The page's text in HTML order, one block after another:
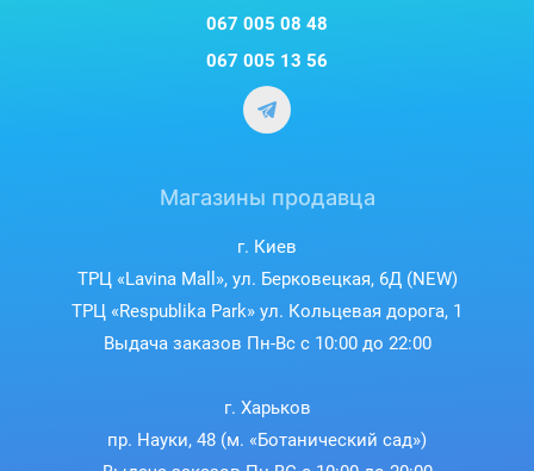
067 005 08 48
067 005 13 56
Магазины продавца
г. Киев
ТРЦ «Lavina Mall», ул. Берковецкая, 6Д (NEW)
ТРЦ «Respublika Park» ул. Кольцевая дорога, 1
Выдача заказов Пн-Вс с 10:00 до 22:00
г. Харьков
пр. Науки, 48 (м. «Ботанический сад»)